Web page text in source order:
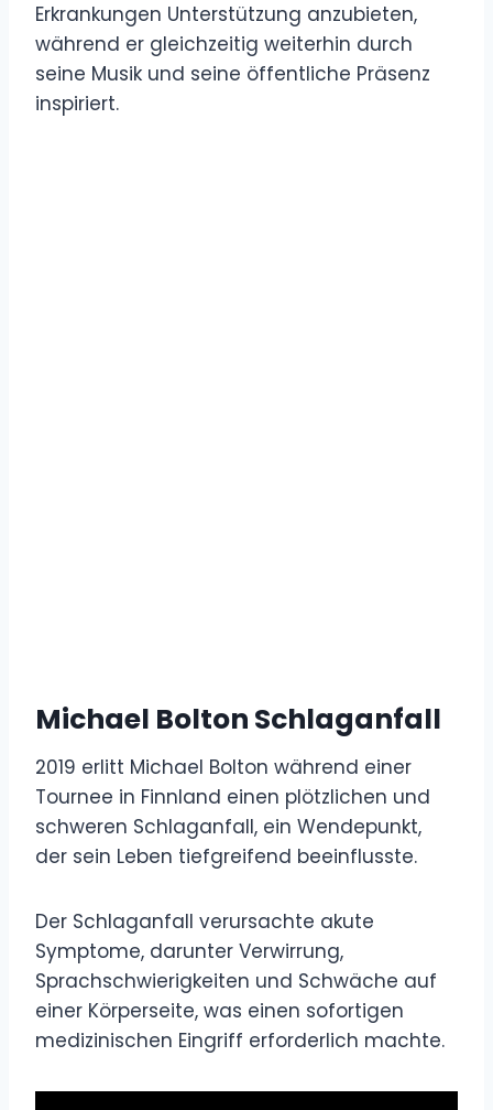
Erkrankungen Unterstützung anzubieten,
während er gleichzeitig weiterhin durch
seine Musik und seine öffentliche Präsenz
inspiriert.
Michael Bolton Schlaganfall
2019 erlitt Michael Bolton während einer
Tournee in Finnland einen plötzlichen und
schweren Schlaganfall, ein Wendepunkt,
der sein Leben tiefgreifend beeinflusste.
Der Schlaganfall verursachte akute
Symptome, darunter Verwirrung,
Sprachschwierigkeiten und Schwäche auf
einer Körperseite, was einen sofortigen
medizinischen Eingriff erforderlich machte.